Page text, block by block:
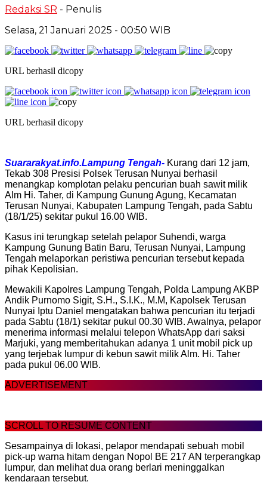
Redaksi SR - Penulis
Selasa, 21 Januari 2025 - 00:50 WIB
URL berhasil dicopy
URL berhasil dicopy
Suararakyat.info.Lampung Tengah- Kurang dari 12 jam,
Tekab 308 Presisi Polsek Terusan Nunyai berhasil
menangkap komplotan pelaku pencurian buah sawit milik
Alm Hi. Taher, di Kampung Gunung Agung, Kecamatan
Terusan Nunyai, Kabupaten Lampung Tengah, pada Sabtu
(18/1/25) sekitar pukul 16.00 WIB.
Kasus ini terungkap setelah pelapor Suhendi, warga
Kampung Gunung Batin Baru, Terusan Nunyai, Lampung
Tengah melaporkan peristiwa pencurian tersebut kepada
pihak Kepolisian.
Mewakili Kapolres Lampung Tengah, Polda Lampung AKBP
Andik Purnomo Sigit, S.H., S.I.K., M.M, Kapolsek Terusan
Nunyai Iptu Daniel mengatakan bahwa pencurian itu terjadi
pada Sabtu (18/1) sekitar pukul 00.30 WIB. Awalnya, pelapor
menerima informasi melalui telepon WhatsApp dari saksi
Marjuki, yang memberitahukan adanya 1 unit mobil pick up
yang terjebak lumpur di kebun sawit milik Alm. Hi. Taher
pada pukul 06.00 WIB.
ADVERTISEMENT
SCROLL TO RESUME CONTENT
Sesampainya di lokasi, pelapor mendapati sebuah mobil
pick-up warna hitam dengan Nopol BE 217 AN terperangkap
lumpur, dan melihat dua orang berlari meninggalkan
kendaraan tersebut.